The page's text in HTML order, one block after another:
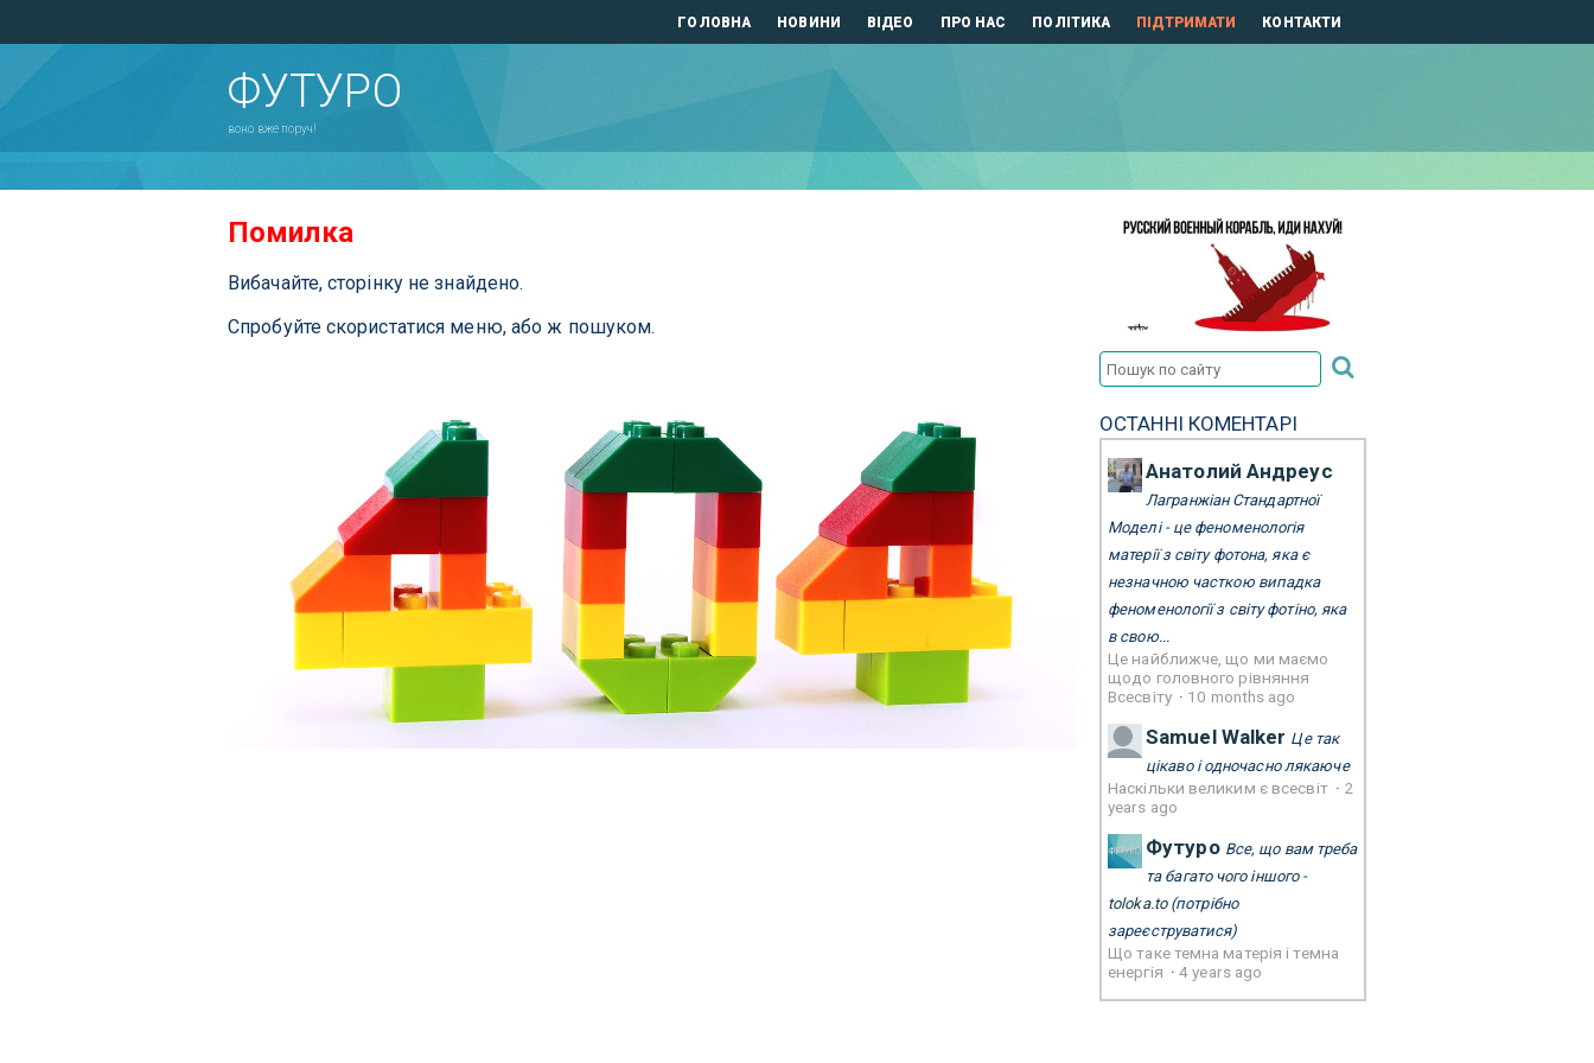
ГОЛОВНА НОВИНИ ВІДЕО ПРО НАС ПОЛІТИКА ПІДТРИМАТИ КОНТАКТИ
ФУТУРО
воно вже поруч!
Помилка
Вибачайте, сторінку не знайдено.
Спробуйте скористатися меню, або ж пошуком.
ОСТАННІ КОМЕНТАРІ
Анатолий Андреус
Лагранжіан Стандартної
Моделі - це феноменологія
матерії з світу фотона, яка є
незначною часткою випадка
феноменології з світу фотіно, яка
в свою...
Це найближче, що ми маємо
щодо головного рівняння
Всесвіту · 10 months ago
Samuel Walker Це так
цікаво і одночасно лякаюче
Наскільки великим є всесвіт · 2
years ago
Футуро Все, що вам треба
та багато чого іншого -
toloka.to(потрібно
зареєструватися)
Що таке темна матерія і темна
енергія ·4 years ago